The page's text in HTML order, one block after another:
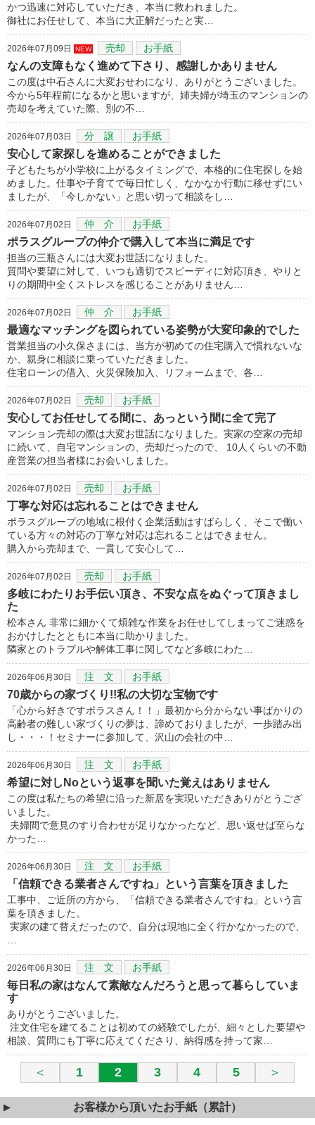
かつ迅速に対応していただき、本当に救われました。
御社にお任せして、本当に大正解だったと実…
2026年07月09日 NEW 売却 お手紙
なんの支障もなく進めて下さり、感謝しかありません
この度は中石さんに大変おせわになり、ありがとうございました。
今から5年程前になるかと思いますが、姉夫婦が埼玉のマンションの
売却を考えていた際、別の不…
2026年07月03日 分 譲 お手紙
安心して家探しを進めることができました
子どもたちが小学校に上がるタイミングで、本格的に住宅探しを始
めました。仕事や子育てで毎日忙しく、なかなか行動に移せずにい
ましたが、「今しかない」と思い切って相談をし…
2026年07月02日 仲 介 お手紙
ポラスグループの仲介で購入して本当に満足です
担当の三瓶さんには大変お世話になりました。
質問や要望に対して、いつも適切でスピーディに対応頂き、やりと
りの期間中全くストレスを感じることがありません…
2026年07月02日 仲 介 お手紙
最適なマッチングを図られている姿勢が大変印象的でした
営業担当の小久保さまには、当方が初めての住宅購入で慣れないな
か、親身に相談に乗っていただきました。
住宅ローンの借入、火災保険加入、リフォームまで、各…
2026年07月02日 売却 お手紙
安心してお任せしてる間に、あっという間に全て完了
マンション売却の際は大変お世話になりました。実家の空家の売却
に続いて、自宅マンションの、売却だったので、 10人くらいの不動
産営業の担当者様にお会いしました。
2026年07月02日 売却 お手紙
丁寧な対応は忘れることはできません
ポラスグループの地域に根付く企業活動はすばらしく、そこで働い
ている方々の対応の丁寧な対応は忘れることはできません。
購入から売却まで、一貫して安心して…
2026年07月02日 売却 お手紙
多岐にわたりお手伝い頂き、不安な点をぬぐって頂きまし
た
松本さん 非常に細かくて煩雑な作業をお任せしてしまってご迷惑を
おかけしたとともに本当に助かりました。
隣家とのトラブルや解体工事に関してなど多岐にわた…
2026年06月30日 注 文 お手紙
70歳からの家づくり!!私の大切な宝物です
「心から好きですポラスさん！！」最初から分からない事ばかりの
高齢者の難しい家づくりの夢は、諦めておりましたが、一歩踏み出
し・・・！セミナーに参加して、沢山の会社の中…
2026年06月30日 注 文 お手紙
希望に対しNoという返事を聞いた覚えはありません
この度は私たちの希望に沿った新居を実現いただきありがとうござ
いました。
夫婦間で意見のすり合わせが足りなかったなど、思い返せば至らな
かった…
2026年06月30日 注 文 お手紙
「信頼できる業者さんですね」という言葉を頂きました
工事中、ご近所の方から、「信頼できる業者さんですね」という言
葉を頂きました。
実家の建て替えだったので、自分は現地に全く行かなかったので、
2026年06月30日 注 文 お手紙
毎日私の家はなんて素敵なんだろうと思って暮らしていま
す
ありがとうございました。
注文住宅を建てることは初めての経験でしたが、細々とした要望や
相談、質問にも丁寧に応えてくださり、納得感を持って家…
＜ 1 2 3 4 5 ＞
お客様から頂いたお手紙（累計）